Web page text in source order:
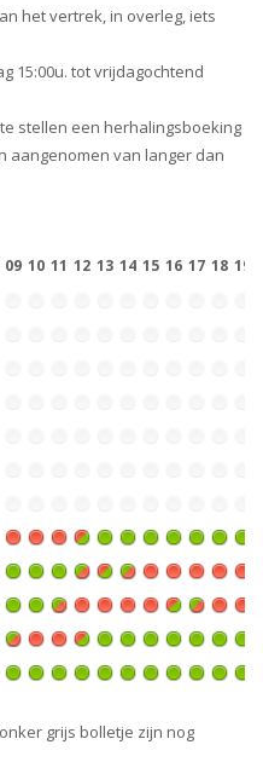
het vertrek, in overleg, iets
15:00u. tot vrijdagochtend
stellen een herhalingsboeking
aangenomen van langer dan
09 10 11 12 13 14 15 16 17 18 19
grijs bolletje zijn nog